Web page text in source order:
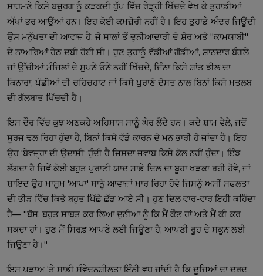
ਸਾਹਮਣੇ ਕਿਸੇ ਬਜ਼ੁਰਗ ਨੂੰ ਕੜਕਦੀ ਧੁੱਪ ਵਿੱਚ ਰੇੜ੍ਹੀ ਖਿੱਚਦੇ ਵੇਖ ਕੇ ਤੁਹਾਡੀਆਂ
ਅੱਖਾਂ ਭਰ ਆਉਂਆਂ ਹਨ। ਇਹ ਕੋਈ ਕਮਜ਼ੋਰੀ ਨਹੀਂ ਹੈ। ਇਹ ਤੁਹਾਡੇ ਅੰਦਰ ਜਿਊਂਦੀ
ਉਸ ਮਨੁੱਖਤਾ ਦੀ ਆਵਾਜ਼ ਹੈ, ਜੋ ਸਾਲਾਂ ਤੋਂ ਦੁਨੀਆਦਾਰੀ ਦੇ ਸ਼ੋਰ ਅਤੇ "ਕਾਮਯਾਬੀ"
ਦੇ ਨਾਅਰਿਆਂ ਹੇਠ ਦਬੀ ਹੋਈ ਸੀ। ਹੁਣ ਤੁਹਾਨੂੰ ਵੱਡੀਆਂ ਗੱਡੀਆਂ, ਸ਼ਾਨਦਾਰ ਬੰਗਲੇ
ਜਾਂ ਉੱਚੀਆਂ ਮੰਜਿਲਾਂ ਦੇ ਸੁਪਨੇ ਓਨੇ ਨਹੀਂ ਖਿੱਚਦੇ, ਜਿੰਨਾ ਕਿਸੇ ਸ਼ਾਂਤ ਝੀਲ ਦਾ
ਕਿਨਾਰਾ, ਪੰਛੀਆਂ ਦੀ ਚਹਿਚਹਾਟ ਜਾਂ ਕਿਸੇ ਪੁਰਾਣੇ ਦੋਸਤ ਨਾਲ ਬਿਨਾਂ ਕਿਸੇ ਮਤਲਬ
ਦੀ ਗੱਲਬਾਤ ਖਿੱਚਦੀ ਹੈ।
ਇਸ ਦੌਰ ਵਿੱਚ ਕੁਝ ਅਣਕਹੇ ਅਹਿਸਾਸ ਸਾਨੂੰ ਘੇਰ ਲੈਂਦੇ ਹਨ। ਕਦੇ ਸ਼ਾਮ ਵੇਲੇ, ਜਦੋਂ
ਸੂਰਜ ਢਲ ਰਿਹਾ ਹੁੰਦਾ ਹੈ, ਬਿਨਾਂ ਕਿਸੇ ਵੱਡੇ ਕਾਰਨ ਦੇ ਮਨ ਭਾਰੀ ਹੋ ਜਾਂਦਾ ਹੈ। ਇਹ
ਉਹ 'ਬੇਵਜ੍ਹਾ ਦੀ ਉਦਾਸੀ' ਹੁੰਦੀ ਹੈ ਜਿਸਦਾ ਜਵਾਬ ਕਿਸੇ ਕੋਲ ਨਹੀਂ ਹੁੰਦਾ। ਇੰਝ
ਲੱਗਦਾ ਹੈ ਜਿਵੇਂ ਕੋਈ ਬਹੁਤ ਪੁਰਾਣੀ ਯਾਦ ਸਾਡੇ ਦਿਲ ਦਾ ਬੂਹਾ ਖੜਕਾ ਰਹੀ ਹੋਵੇ, ਜਾਂ
ਸ਼ਾਇਦ ਉਹ ਮਾਸੂਮ 'ਆਪਾ' ਸਾਨੂੰ ਆਵਾਜ਼ਾਂ ਮਾਰ ਰਿਹਾ ਹੋਵੇ ਜਿਸਨੂੰ ਅਸੀਂ ਸਫਲਤਾ
ਦੀ ਭੀੜ ਵਿੱਚ ਕਿਤੇ ਬਹੁਤ ਪਿੱਛੇ ਛੱਡ ਆਏ ਸੀ। ਹੁਣ ਦਿਲ ਵਾਰ-ਵਾਰ ਇਹੀ ਕਹਿੰਦਾ
ਹੈ— "ਬੱਸ, ਬਹੁਤ ਸਾਬਤ ਕਰ ਲਿਆ ਦੁਨੀਆ ਨੂੰ ਕਿ ਮੈਂ ਕੌਣ ਹਾਂ ਅਤੇ ਮੈਂ ਕੀ ਕਰ
ਸਕਦਾ ਹਾਂ। ਹੁਣ ਮੈਂ ਸਿਰਫ਼ ਆਪਣੇ ਲਈ ਜਿਊਣਾ ਹੈ, ਆਪਣੀ ਰੂਹ ਦੇ ਸਕੂਨ ਲਈ
ਜਿਊਣਾ ਹੈ।"
ਇਸ ਪੜਾਅ 'ਤੇ ਸਾਡੀ ਸੰਵੇਦਨਸ਼ੀਲਤਾ ਇੰਨੀ ਵਧ ਜਾਂਦੀ ਹੈ ਕਿ ਦੂਜਿਆਂ ਦਾ ਦਰਦ